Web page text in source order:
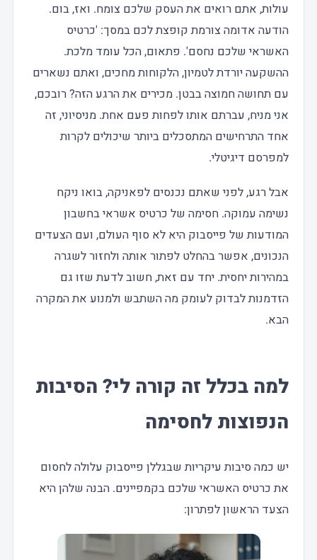
עולות, אתם רואים את העסק שלכם צומח. ואז, בום.
הודעה אדומה צורמת קופצת לכם במסך: 'כרטיס
האשראי שלכם נחסם'. פתאום, הכל עומד מלכת.
ההשקעה יורדת לטמיון, הלקוחות מחכים, ואתם נשארים
עם תחושה חמוצה בבטן. מכירים את הרגע הזה? רובכם,
אני מניח, עברתם אותו לפחות פעם אחת. מניסיוני, זה
אחד התרחישים המתסכלים ביותר שיכולים לקרות
למפרסם דיגיטלי.
אבל רגע, לפני שאתם נכנסים לפאניקה, בואו ניקח
נשימה עמוקה. חסימה של כרטיס אשראי בחשבון
המודעות של פייסבוק היא לא סוף העולם, ועם הצעדים
הנכונים, אפשר בהחלט לפתור אותה ולחזור לשגרה
במהירות יחסית. יחד עם זאת, חשוב לדעת שזו גם
הזדמנות לבדוק לעומק מה השתבש ולמנוע את המקרה
הבא.
למה בכלל זה קורה לי? הסיבות
הנפוצות לחסימה
יש כמה סיבות עיקריות שבגללן פייסבוק עלולה לחסום
את כרטיס האשראי שלכם בקמפיינים. הבנה שלהן היא
הצעד הראשון לפתרון: